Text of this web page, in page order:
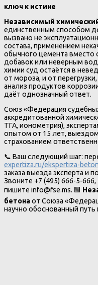
ключ к истине
Независимый
единственным способом
вызвано не
состава, применением
обычного цемента вместо
добавок или неверным
химии суд остаётся в
от мороза, и от
анализ продуктов
даёт однозначный ответ.
Союз «Федерация
аккредитованной
ТГА, ионометрия),
опытом от 15 лет,
страхованием
📞 Ваш следующий шаг:
expertiza.ru/ekspertiza-
заказа выезда эксперта и
Звоните +7 (495) 666-5-
пишите info@fse.ms. 🟩
бетонаот Союза
научно обоснованный путь